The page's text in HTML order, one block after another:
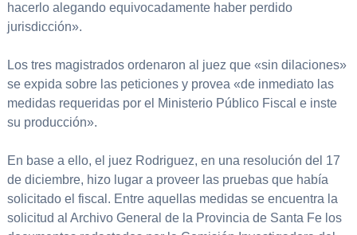
hacerlo alegando equivocadamente haber perdido
jurisdicción».
Los tres magistrados ordenaron al juez que «sin dilaciones»
se expida sobre las peticiones y provea «de inmediato las
medidas requeridas por el Ministerio Público Fiscal e inste
su producción».
En base a ello, el juez Rodriguez, en una resolución del 17
de diciembre, hizo lugar a proveer las pruebas que había
solicitado el fiscal. Entre aquellas medidas se encuentra la
solicitud al Archivo General de la Provincia de Santa Fe los